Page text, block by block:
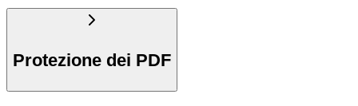
Protezione dei PDF